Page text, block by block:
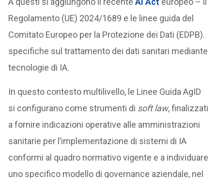
Regolamento (UE) 2024/1689 e le linee guida del
Comitato Europeo per la Protezione dei Dati (EDPB).
specifiche sul trattamento dei dati sanitari mediante
tecnologie di IA.
In questo contesto multilivello, le Linee Guida AgID
si configurano come strumenti di soft law, finalizzati
a fornire indicazioni operative alle amministrazioni
sanitarie per l’implementazione di sistemi di IA
conformi al quadro normativo vigente e a individuare
uno specifico modello di governance aziendale, nel